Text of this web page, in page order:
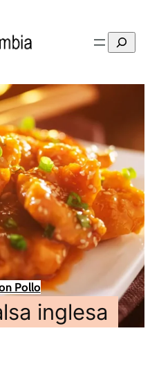
Buscar
Pollo
inglesa